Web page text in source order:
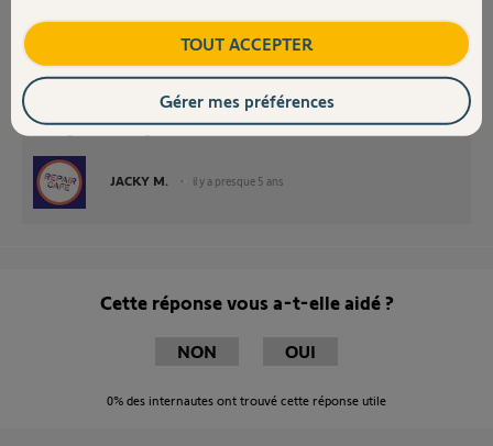
est défectueux soit il voit quelque chose que vous ne voyez pas.
Je rappel le mode de fonctionnement de la détection :
Le radar détecte une présence de chaleur. Il passe la main à la caméra qui
compte, y compris les rayons du soleil). Si la caméra détecte un
changement d'image alors alarme.
JACKY M. il y a presque 5 ans
Cette réponse vous a-t-elle aidé ?
NON OUI
0% des internautes ont trouvé cette réponse utile
TOUT ACCEPTER
Gérer mes préférences